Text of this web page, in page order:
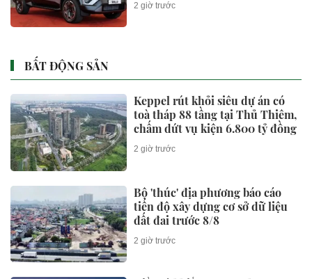
tiến độ xây dựng cơ sở dữ liệu
"Quái kiệt AI" người Việt vừa rời
Google để khởi nghiệp, hàng
loạt nhà đầu tư rót vốn
2 giờ trước
Cuộc chạy đua khẩn cấp cứu
bệnh nhân ho ra hơn 2 lít máu
trong ít phút
2 giờ trước